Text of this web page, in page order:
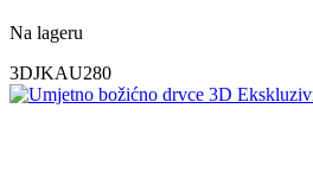
Na lageru
3DJKAU280